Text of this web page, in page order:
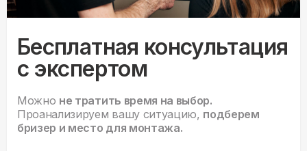
Бесплатная консультация
с экспертом
Можно не тратить время на выбор.
Проанализируем вашу ситуацию, подберем
бризер и место для монтажа.